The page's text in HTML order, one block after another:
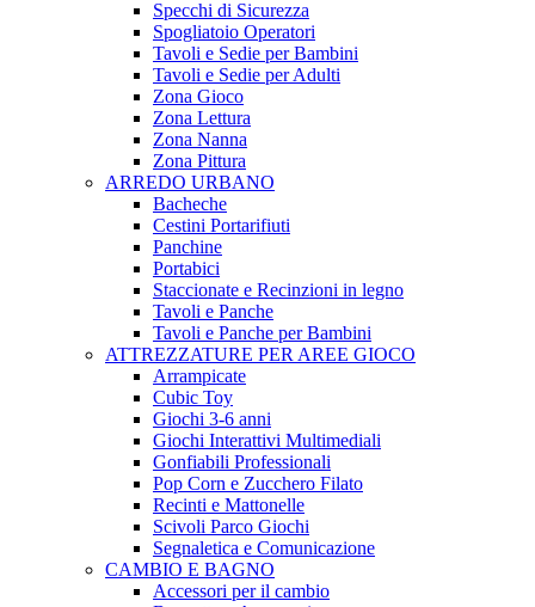
Specchi di Sicurezza
Spogliatoio Operatori
Tavoli e Sedie per Bambini
Tavoli e Sedie per Adulti
Zona Gioco
Zona Lettura
Zona Nanna
Zona Pittura
ARREDO URBANO
Bacheche
Cestini Portarifiuti
Panchine
Portabici
Staccionate e Recinzioni in legno
Tavoli e Panche
Tavoli e Panche per Bambini
ATTREZZATURE PER AREE GIOCO
Arrampicate
Cubic Toy
Giochi 3-6 anni
Giochi Interattivi Multimediali
Gonfiabili Professionali
Pop Corn e Zucchero Filato
Recinti e Mattonelle
Scivoli Parco Giochi
Segnaletica e Comunicazione
CAMBIO E BAGNO
Accessori per il cambio